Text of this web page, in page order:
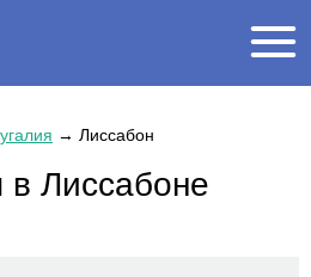
→ Лиссабон
в Лиссабоне